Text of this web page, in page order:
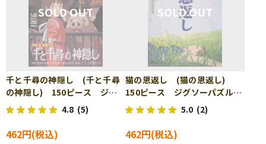
千と千尋の神隠し (千と千尋
の神隠し) 150ピース ジグ
ソーパズル ENS-150-G36
4.8 (5)
462円
猫の恩返し (猫の恩返し)
150ピース ジグソーパズル
ENS-150-G37 5.0 (2)
462円